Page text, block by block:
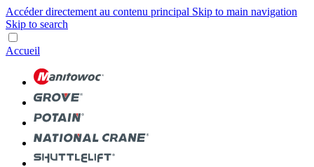
Accéder directement au contenu principal Skip to main navigation
Skip to search
Accueil